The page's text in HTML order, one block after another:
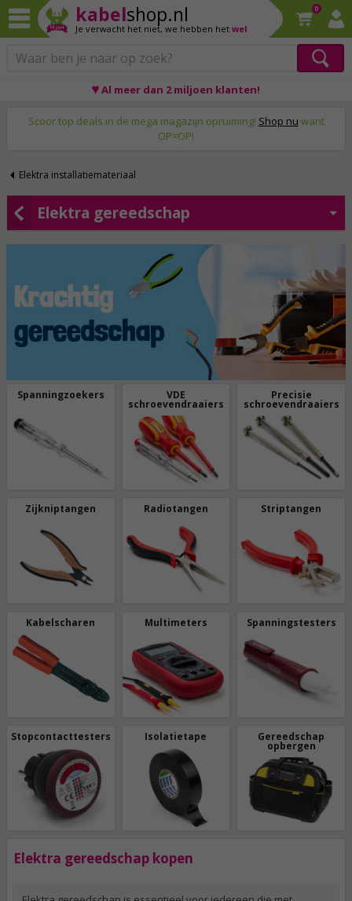
kabelshop.nl
Je verwacht het niet, we hebben het wel
0
♥ Al meer dan 2 miljoen klanten!
Scoor top deals in de mega magazijn opruiming! Shop nu want
OP=OP!
Elektra installatiemateriaal
Elektra gereedschap
Spanningzoekers VDE
schroevendraaiers
Precisie
schroevendraaiers
Zijkniptangen Radiotangen Striptangen
Kabelscharen Multimeters Spanningstesters
Stopcontacttesters Isolatietape Gereedschap
opbergen
Elektra gereedschap kopen